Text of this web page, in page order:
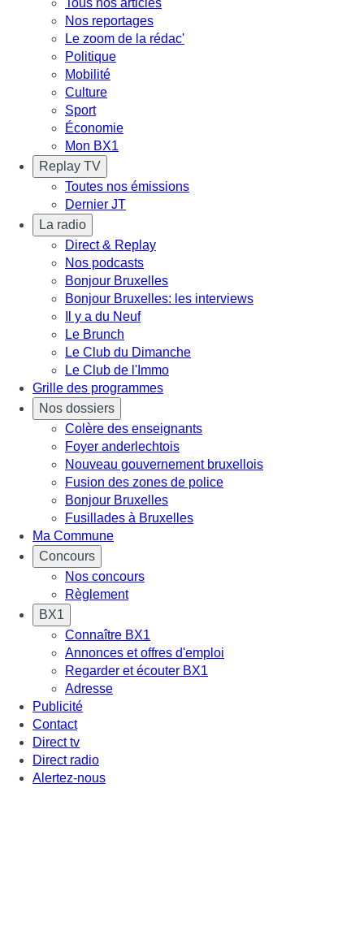
Nos reportages
Le zoom de la rédac'
Politique
Mobilité
Culture
Sport
Économie
Mon BX1
Replay TV
Toutes nos émissions
Dernier JT
La radio
Direct & Replay
Nos podcasts
Bonjour Bruxelles
Bonjour Bruxelles: les interviews
Il y a du Neuf
Le Brunch
Le Club du Dimanche
Le Club de l'Immo
Grille des programmes
Nos dossiers
Colère des enseignants
Foyer anderlechtois
Nouveau gouvernement bruxellois
Fusion des zones de police
Bonjour Bruxelles
Fusillades à Bruxelles
Ma Commune
Concours
Nos concours
Règlement
BX1
Connaître BX1
Annonces et offres d'emploi
Regarder et écouter BX1
Adresse
Publicité
Contact
Direct tv
Direct radio
Alertez-nous